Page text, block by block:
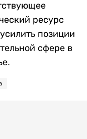
ресурс
позиции
сфере в